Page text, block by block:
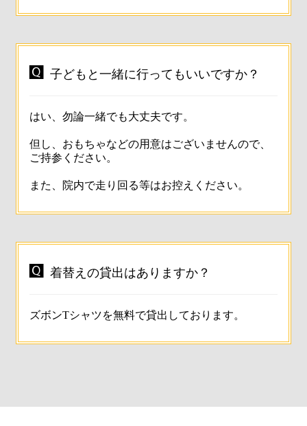
 子どもと一緒に行ってもいいですか？
はい、勿論一緒でも大丈夫です。
但し、おもちゃなどの用意はございませんので、
ご持参ください。
また、院内で走り回る等はお控えください。
 着替えの貸出はありますか？
ズボンTシャツを無料で貸出しております。